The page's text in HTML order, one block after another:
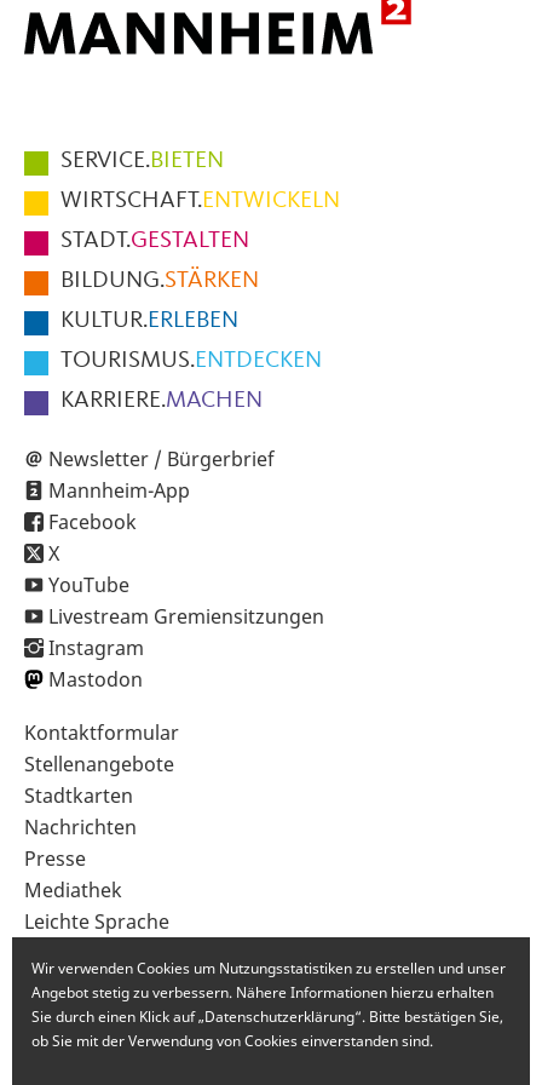
Hauptmenüpunkte
im
Fußbereich
der
Seite
SERVICE.BIETEN
WIRTSCHAFT.ENTWICKELN
STADT.GESTALTEN
BILDUNG.STÄRKEN
KULTUR.ERLEBEN
TOURISMUS.ENTDECKEN
KARRIERE.MACHEN
Newsletter / Bürgerbrief
Mannheim-App
Facebook
X
YouTube
Livestream Gremiensitzungen
Instagram
Mastodon
Sekundärnavigation
im
Fußbereich
Kontaktformular
Stellenangebote
Stadtkarten
Nachrichten
Presse
Mediathek
Leichte Sprache
Wir verwenden Cookies um Nutzungsstatistiken zu erstellen und unser
Angebot stetig zu verbessern. Nähere Informationen hierzu erhalten
Sie durch einen Klick auf „Datenschutzerklärung“. Bitte bestätigen Sie,
ob Sie mit der Verwendung von Cookies einverstanden sind.